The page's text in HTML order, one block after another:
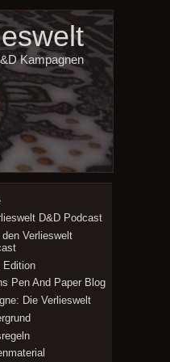
Kampagnen
D&D Podcast
den Verlieswelt
Edition
Pen And Paper Blog
Die Verlieswelt